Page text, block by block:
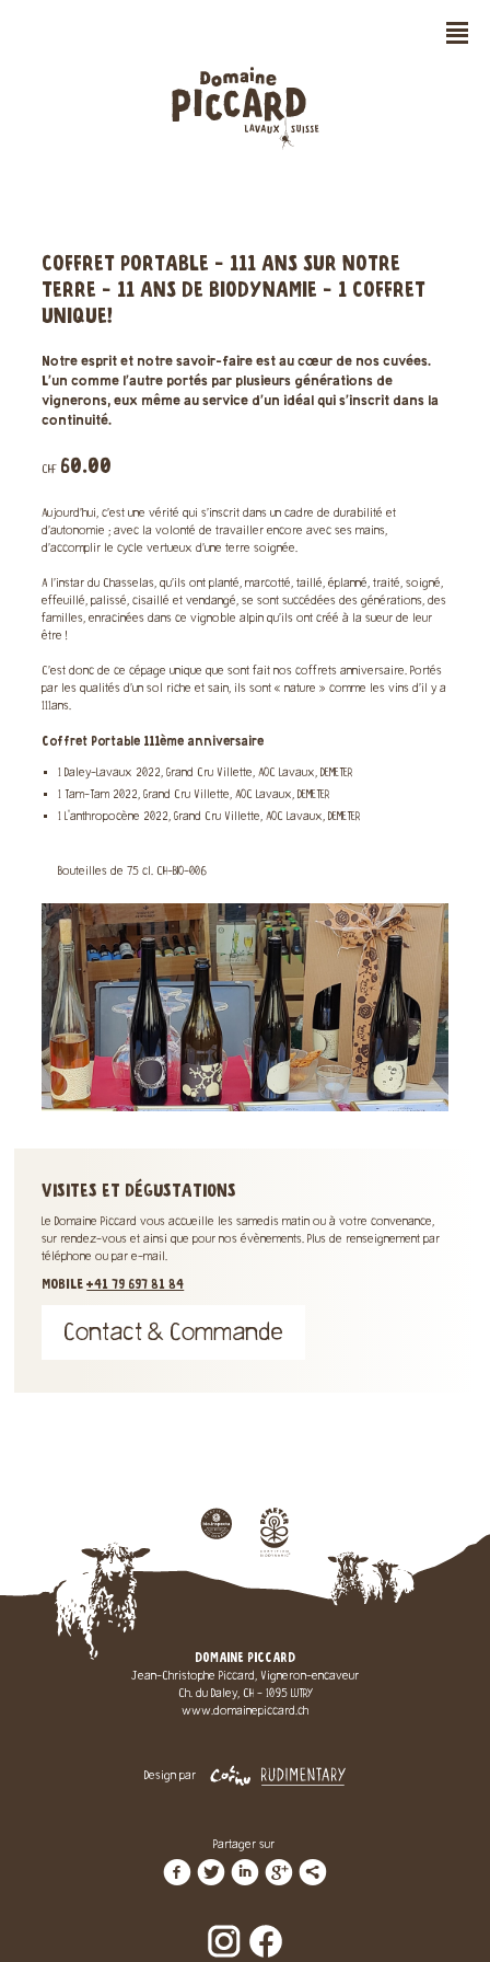
n
COFFRET PORTABLE - 111 ANS SUR NOTRE
TERRE - 11 ANS DE BIODYNAMIE - 1 COFFRET
UNIQUE!
Notre esprit et notre savoir-faire est au cœur de nos cuvées.
L’un comme l’autre portés par plusieurs générations de
vignerons, eux même au service d’un idéal qui s’inscrit dans la
continuité.
CHF 60.00
Aujourd’hui, c’est une vérité qui s’inscrit dans un cadre de durabilité et
d’autonomie ; avec la volonté de travailler encore avec ses mains,
d’accomplir le cycle vertueux d’une terre soignée.
A l’instar du Chasselas, qu’ils ont planté, marcotté, taillé, éplanné, traité, soigné,
effeuillé, palissé, cisaillé et vendangé, se sont succédées des générations, des
familles, enracinées dans ce vignoble alpin qu’ils ont créé à la sueur de leur
être !
C’est donc de ce cépage unique que sont fait nos coffrets anniversaire. Portés
par les qualités d’un sol riche et sain, ils sont « nature » comme les vins d’il y a
111ans.
Coffret Portable 111ème anniversaire
1 Daley-Lavaux 2022, Grand Cru Villette, AOC Lavaux, DEMETER
1 Tam-Tam 2022, Grand Cru Villette, AOC Lavaux, DEMETER
1 L'anthropocène 2022, Grand Cru Villette, AOC Lavaux, DEMETER
Bouteilles de 75 cl. CH-BIO-006
VISITES ET DÉGUSTATIONS
Le Domaine Piccard vous accueille les samedis matin ou à votre convenance,
sur rendez-vous et ainsi que pour nos évènements. Plus de renseignement par
téléphone ou par e-mail.
MOBILE+41 79 697 81 84
Contact & Commande
DOMAINE PICCARD
Jean-Christophe Piccard, Vigneron-encaveur
Ch. du Daley, CH - 1095 LUTRY
www.domainepiccard.ch
Design par
Partager sur
ftigl